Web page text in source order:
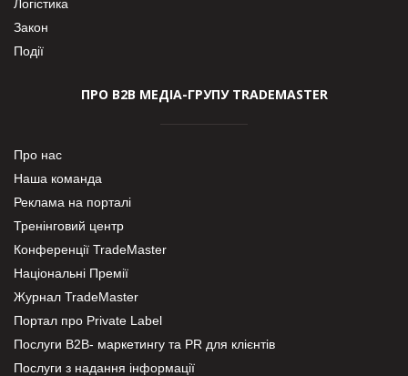
Логістика
Закон
Події
ПРО В2В МЕДІА-ГРУПУ TRADEMASTER
Про нас
Наша команда
Реклама на порталі
Тренінговий центр
Конференції TradeMaster
Національні Премії
Журнал TradeMaster
Портал про Private Label
Послуги В2В- маркетингу та PR для клієнтів
Послуги з надання інформації